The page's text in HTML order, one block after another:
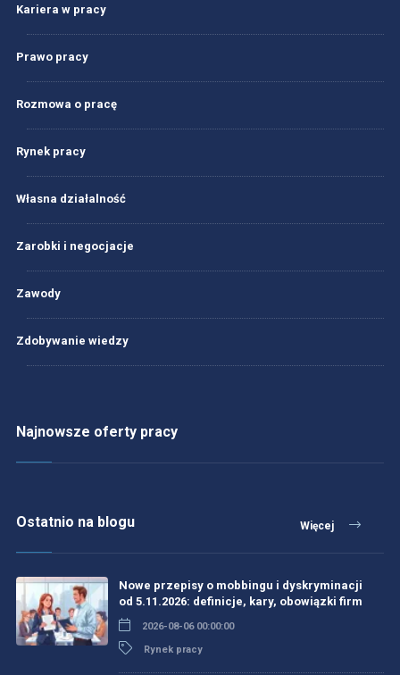
Kariera w pracy
Prawo pracy
Rozmowa o pracę
Rynek pracy
Własna działalność
Zarobki i negocjacje
Zawody
Zdobywanie wiedzy
Najnowsze oferty pracy
Ostatnio na blogu Więcej
Nowe przepisy o mobbingu i dyskryminacji
od 5.11.2026: definicje, kary, obowiązki firm
2026-08-06 00:00:00
Rynek pracy